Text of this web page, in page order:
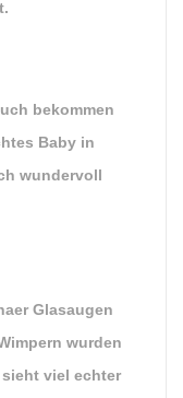
bekommen
Baby in
wundervoll
Glasaugen
wurden
viel echter